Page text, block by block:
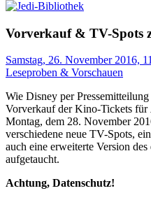
Vorverkauf & TV-Spots
Samstag, 26. November 2016,
Leseproben & Vorschauen
Wie Disney per
Vorverkauf der Kino-Tickets für
Montag, dem 28. November
verschiedene neue TV-Spots,
auch eine erweiterte Version
aufgetaucht.
Achtung, Datenschutz!